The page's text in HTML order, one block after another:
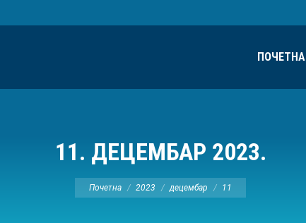
ПОЧЕТНА
11. ДЕЦЕМБАР 2023.
Ви сте овде:
Почетна 2023 децембар 11